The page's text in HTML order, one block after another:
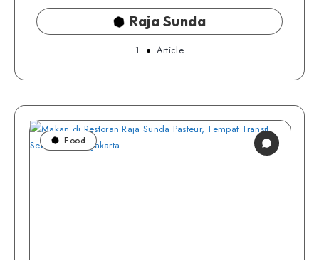
Raja Sunda
1 Article
Food